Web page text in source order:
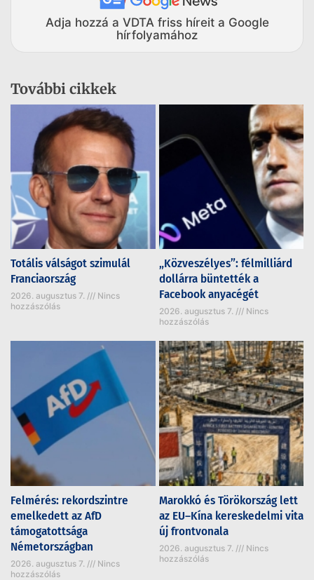
Adja hozzá a VDTA friss híreit a Google
hírfolyamához
További cikkek
Totális válságot szimulál
Franciaország
2026. augusztus 7.
Nincs
hozzászólás
„Közveszélyes”: félmilliárd
dollárra büntették a
Facebook anyacégét
2026. augusztus 7.
Nincs
hozzászólás
Felmérés: rekordszintre
emelkedett az AfD
támogatottsága
Németországban
2026. augusztus 7.
Nincs
hozzászólás
Marokkó és Törökország lett
az EU–Kína kereskedelmi vita
új frontvonala
2026. augusztus 7.
Nincs
hozzászólás